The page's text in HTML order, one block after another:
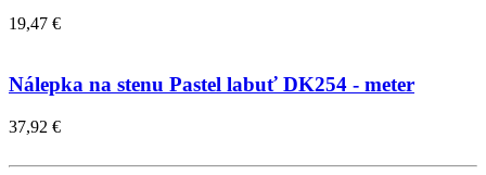
19,47 €
Nálepka na stenu Pastel labuť DK254 - meter
37,92 €